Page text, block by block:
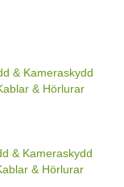
& Kameraskydd
& Hörlurar
& Kameraskydd
& Hörlurar